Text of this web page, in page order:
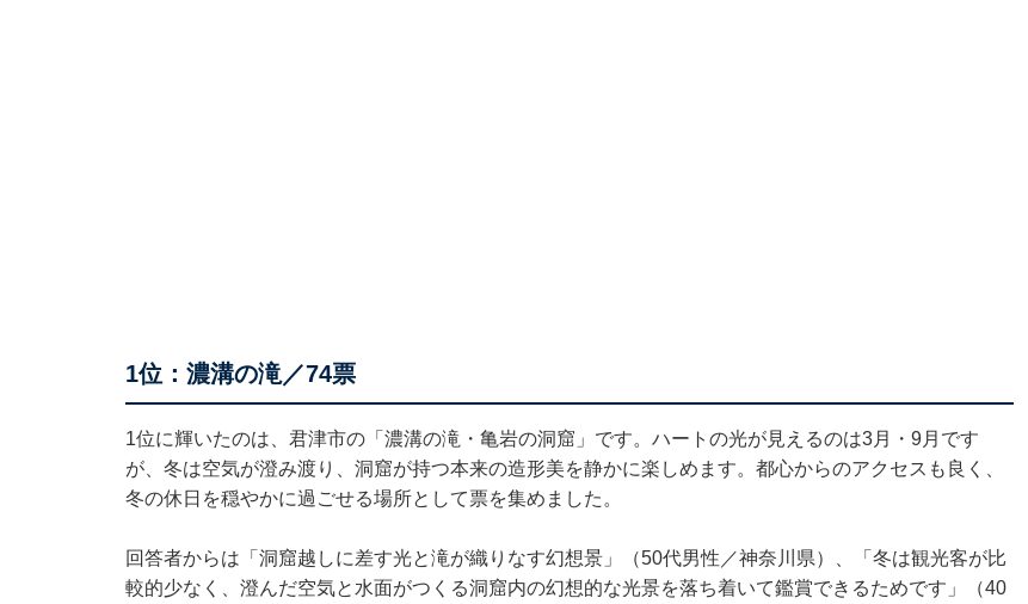
1位：濃溝の滝／74票
1位に輝いたのは、君津市の「濃溝の滝・亀岩の洞窟」です。ハートの光が見えるのは3月・9月です
が、冬は空気が澄み渡り、洞窟が持つ本来の造形美を静かに楽しめます。都心からのアクセスも良く、
冬の休日を穏やかに過ごせる場所として票を集めました。
回答者からは「洞窟越しに差す光と滝が織りなす幻想景」（50代男性／神奈川県）、「冬は観光客が比
較的少なく、澄んだ空気と水面がつくる洞窟内の幻想的な光景を落ち着いて鑑賞できるためです」（40